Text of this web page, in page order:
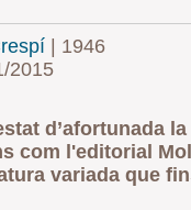
| 1946
2015
d’afortunada
com l'editorial
variada que